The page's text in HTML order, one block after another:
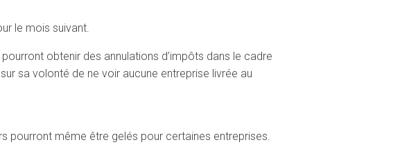
le mois suivant.
obtenir des annulations d’impôts dans le cadre
sa volonté de ne voir aucune entreprise livrée au
pourront même être gelés pour certaines entreprises.